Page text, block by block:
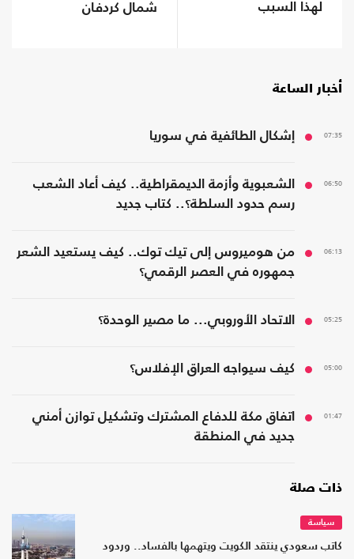
لهذا السبب
شمال كردفان
أخبار الساعة
07:35 إشكال الطائفية في سوريا
06:50
الشعبوية وأزمة الديمقراطية.. كيف أعاد الشعب
رسم حدود السلطة؟.. كتاب جديد
06:13
من هوميروس إلى تيك توك.. كيف يستعيد الشعر
جمهوره في العصر الرقمي؟
05:25 الاتحاد الأوروبي... ما مصير الوحدة؟
05:00 كيف سيواجه العراق الإفلاس؟
01:47
اتفاق مكة للدفاع المشترك وتشكيل توازن أمني
جديد في المنطقة
ذات صلة
سياسة
كاتب سعودي ينتقد الكويت ويتهمها بالفساد.. وردود